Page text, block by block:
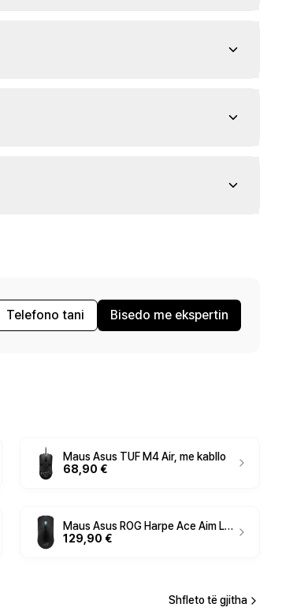
Telefono tani Bisedo me ekspertin
Maus Asus TUF M4 Air, me kabllo
68,90 €
Maus Asus ROG Harpe Ace Aim Lab
129,90 €
Shfleto të gjitha